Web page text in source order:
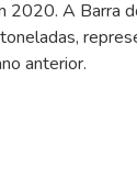
2020. A Barra
anterior.